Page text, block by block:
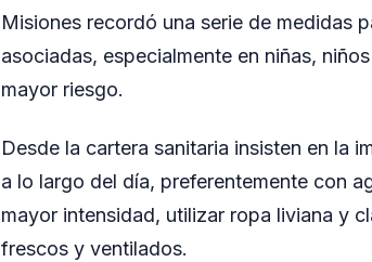
Misiones recordó una serie de medidas
asociadas, especialmente en niñas,
mayor riesgo.
Desde la cartera sanitaria insisten en la
a lo largo del día, preferentemente con
mayor intensidad, utilizar ropa liviana y
frescos y ventilados.